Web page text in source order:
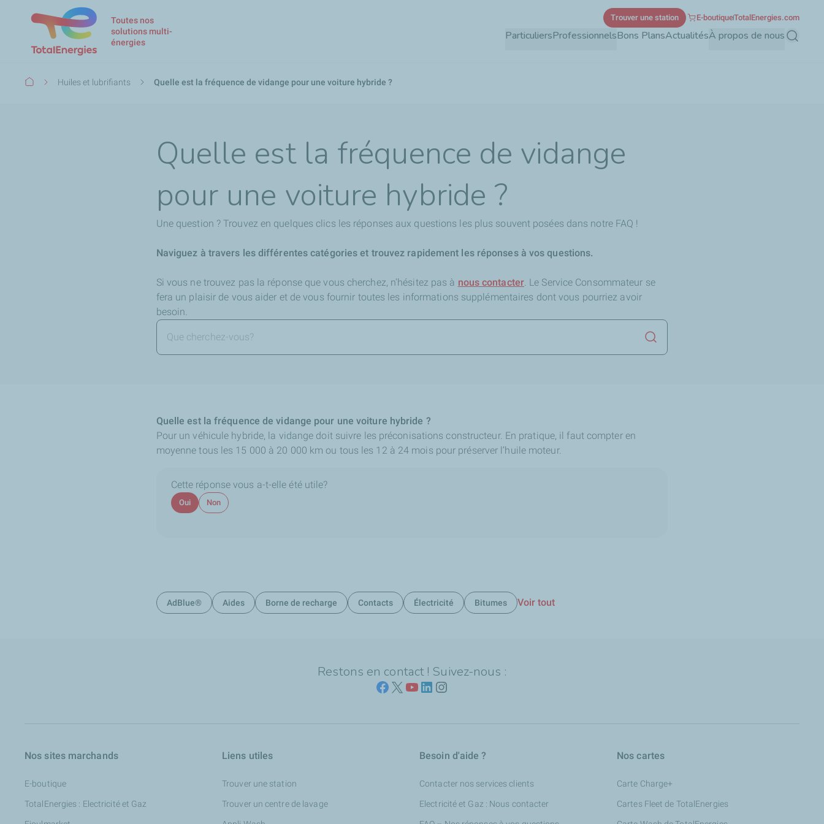
Toutes nos
solutions multi-
énergies
ParticuliersProfessionnelsBons PlansActualitésÀ propos de nous
Trouver une station E-boutiqueTotalEnergies.com
Fil
Huiles et lubrifiants Quelle est la fréquence de vidange pour une voiture hybride ?
Quelle est la fréquence de vidange
pour une voiture hybride ?
Une question ? Trouvez en quelques clics les réponses aux questions les plus souvent posées dans notre FAQ !
Naviguez à travers les différentes catégories et trouvez rapidement les réponses à vos questions.
Si vous ne trouvez pas la réponse que vous cherchez, n'hésitez pas à nous contacter. Le Service Consommateur se
fera un plaisir de vous aider et de vous fournir toutes les informations supplémentaires dont vous pourriez avoir
besoin.
Lancer la recherche
Quelle est la fréquence de vidange pour une voiture hybride ?
Pour un véhicule hybride, la vidange doit suivre les préconisations constructeur. En pratique, il faut compter en
moyenne tous les 15 000 à 20 000 km ou tous les 12 à 24 mois pour préserver l’huile moteur.
Cette réponse vous a-t-elle été utile?
Oui Non
AdBlue® Aides Borne de recharge Contacts Électricité Bitumes Voir tout
Restons en contact ! Suivez-nous :
Nos sites marchands
E-boutique
TotalEnergies : Electricité et Gaz
Liens utiles
Trouver une station
Trouver un centre de lavage
Besoin d'aide ?
Contacter nos services clients
Electricité et Gaz : Nous contacter
Nos cartes
Carte Charge+
Cartes Fleet de TotalEnergies